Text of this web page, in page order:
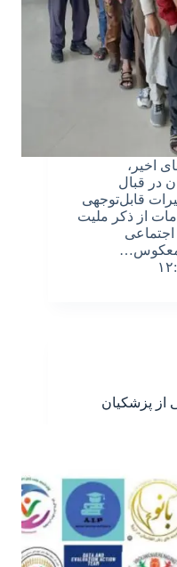
اخیر،
در قبال
قابل‌توجهی
از ذکر ملیت
معکوس…
از پزشکیان